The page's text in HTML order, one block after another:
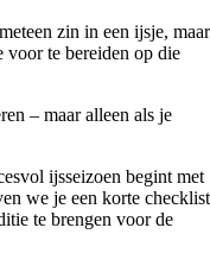
zin in een ijsje, maar
voor te bereiden op die
– maar alleen als je
ijsseizoen begint met
we je een korte checklist
te brengen voor de